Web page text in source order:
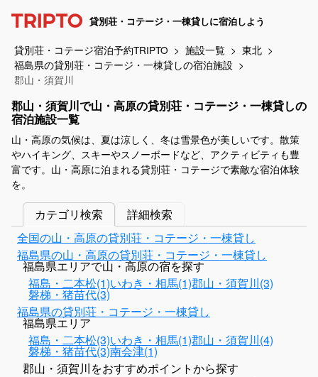
貸別荘・コテージ・一棟貸しに宿泊しよう
貸別荘・コテージ宿泊予約TRIPTO 施設一覧
東北
福島県の貸別荘・コテージ・一棟貸しの宿泊施設
郡山・須賀川
郡山・須賀川で山・高原の貸別荘・コテージ・一棟貸しの
宿泊施設一覧
山・高原の気候は、夏は涼しく、冬は雪景色が美しいです。散策
やハイキング、スキーやスノーボードなど、アクティビティも豊
富です。山・高原に泊まれる貸別荘・コテージで素敵な宿泊体験
を。
カテゴリ検索
詳細検索
全国の山・高原の貸別荘・コテージ・一棟貸し
福島県の山・高原の貸別荘・コテージ・一棟貸し
福島県エリアで山・高原の宿を探す
福島・二本松(1)いわき・相馬(1)郡山・須賀川(3)
磐梯・猪苗代(3)
福島県の貸別荘・コテージ・一棟貸し
福島県エリア
福島・二本松(3)いわき・相馬(1)郡山・須賀川(4)
磐梯・猪苗代(3)南会津(1)
郡山・須賀川をおすすめポイントから探す